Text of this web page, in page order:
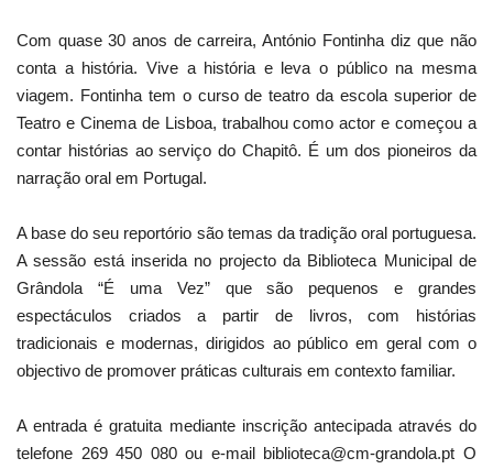
Com quase 30 anos de carreira, António Fontinha diz que não
conta a história. Vive a história e leva o público na mesma
viagem. Fontinha tem o curso de teatro da escola superior de
Teatro e Cinema de Lisboa, trabalhou como actor e começou a
contar histórias ao serviço do Chapitô. É um dos pioneiros da
narração oral em Portugal.
A base do seu reportório são temas da tradição oral portuguesa.
A sessão está inserida no projecto da Biblioteca Municipal de
Grândola “É uma Vez” que são pequenos e grandes
espectáculos criados a partir de livros, com histórias
tradicionais e modernas, dirigidos ao público em geral com o
objectivo de promover práticas culturais em contexto familiar.
A entrada é gratuita mediante inscrição antecipada através do
telefone 269 450 080 ou e-mail biblioteca@cm-grandola.pt O